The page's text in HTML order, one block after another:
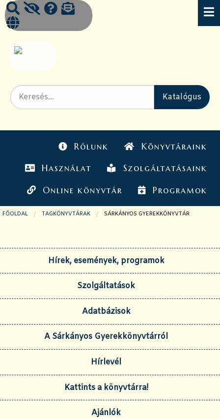
Rólunk Könyvtáraink
Használat Szolgáltatásaink
Online könyvtár Programok
FŐOLDAL TAGKÖNYVTÁRAK JELENLEGI OLDAL:
SÁRKÁNYOS GYEREKKÖNYVTÁR
Hírek, események, programok
Szolgáltatások
Adatbázisok
A Sárkányos Gyerekkönyvtárról
Hírlevél
Kattints a könyvtárra!
Ajánlók